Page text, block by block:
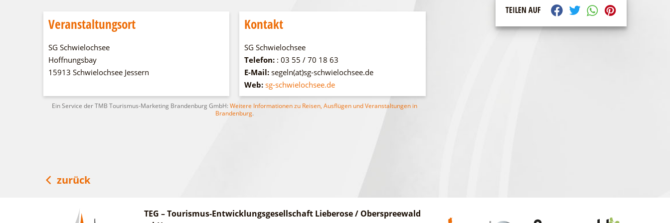
Fahrgastschiff
Veranstaltungsort
SG Schwielochsee
Hoffnungsbay
15913 Schwielochsee Jessern
Kontakt
SG Schwielochsee
Telefon: : 03 55 / 70 18 63
E-Mail: segeln(at)sg-schwielochsee.de
Web: sg-schwielochsee.de
Ein Service der TMB Tourismus-Marketing Brandenburg GmbH:Weitere Informationen zu Reisen, Ausflügen und Veranstaltungen in
Brandenburg.
TEILEN AUF
zurück
TEG – Tourismus-Entwicklungsgesellschaft Lieberose / Oberspreewald